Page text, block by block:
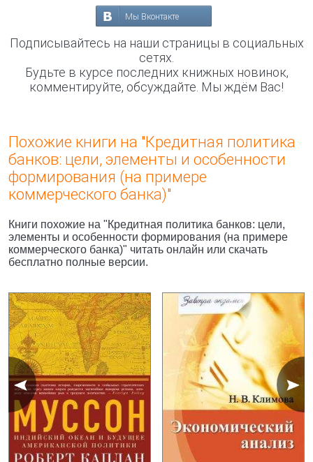
Мы Вконтакте
Подписывайтесь на наши страницы в социальных
сетях.
Будьте в курсе последних книжных новинок,
комментируйте, обсуждайте. Мы ждём Вас!
Похожие книги на "Кредитная политика
банков: цели, элементы и особенности
формирования (на примере
коммерческого банка)"
Книги похожие на "Кредитная политика банков: цели,
элементы и особенности формирования (на примере
коммерческого банка)" читать онлайн или скачать
бесплатно полные версии.